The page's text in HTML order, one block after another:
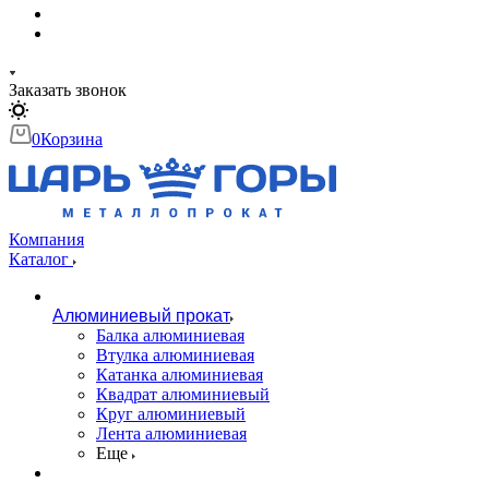
Заказать звонок
0Корзина
Компания
Каталог
Алюминиевый прокат
Балка алюминиевая
Втулка алюминиевая
Катанка алюминиевая
Квадрат алюминиевый
Круг алюминиевый
Лента алюминиевая
Еще